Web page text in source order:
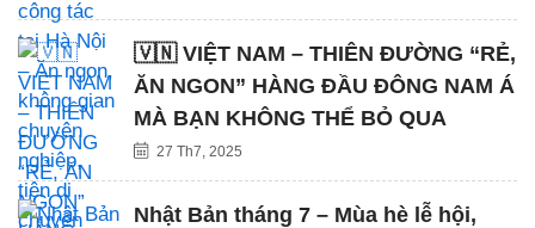
🇻🇳 VIỆT NAM – THIÊN ĐƯỜNG “RẺ,
ĂN NGON” HÀNG ĐẦU ĐÔNG NAM Á
MÀ BẠN KHÔNG THỂ BỎ QUA
27 Th7, 2025
Nhật Bản tháng 7 – Mùa hè lễ hội,